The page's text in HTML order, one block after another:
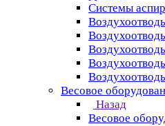
Системы
Весовое
Назад
Весовое